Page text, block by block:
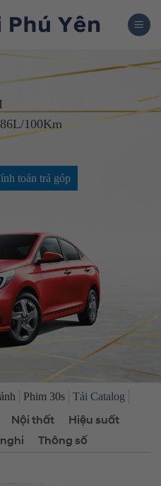
100Km
toán trả góp
Phim 30s Tải Catalog
Nội thất
Hiệu suất
Thông số